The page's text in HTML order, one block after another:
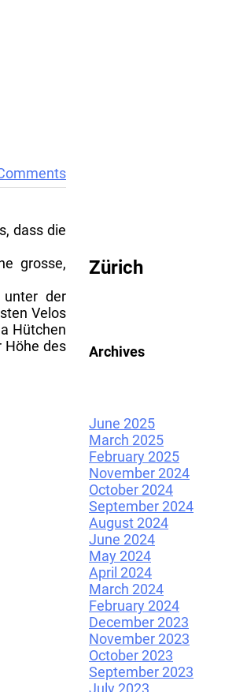
dass die
grosse,
der
Velos
Hütchen
Höhe des
Zürich
Archives
June 2025
March 2025
February 2025
November 2024
October 2024
September 2024
August 2024
June 2024
May 2024
April 2024
March 2024
February 2024
December 2023
November 2023
October 2023
September 2023
July 2023